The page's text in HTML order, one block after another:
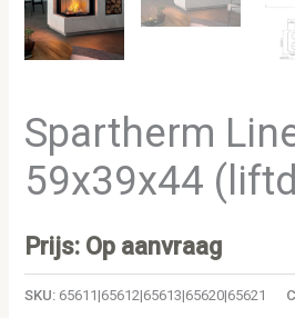
Spartherm
59x39x44
Prijs: Op aanvraag
SKU: 65611|65612|65613|65620|65621